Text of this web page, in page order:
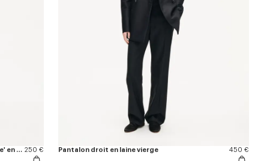
Pantalon de survêtement 'KENZO Signature' en coton 250 € Pantalon droit en laine vierge 450 €